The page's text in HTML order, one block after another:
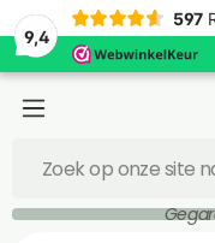
9,4
597